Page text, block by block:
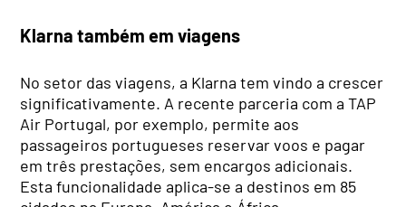
Klarna também em viagens
No setor das viagens, a Klarna tem vindo a crescer
significativamente. A recente parceria com a TAP
Air Portugal, por exemplo, permite aos
passageiros portugueses reservar voos e pagar
em três prestações, sem encargos adicionais.
Esta funcionalidade aplica-se a destinos em 85